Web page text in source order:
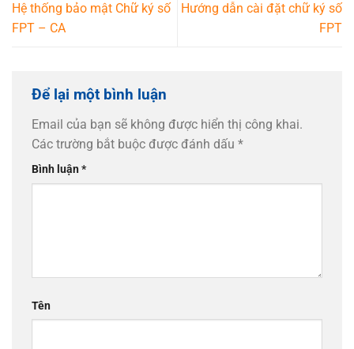
Hệ thống bảo mật Chữ ký số
FPT – CA
Hướng dẫn cài đặt chữ ký số
FPT
Để lại một bình luận
Email của bạn sẽ không được hiển thị công khai.
Các trường bắt buộc được đánh dấu *
Bình luận*
Tên